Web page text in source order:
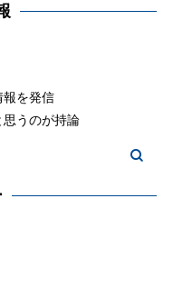
報を発信
うのが持論